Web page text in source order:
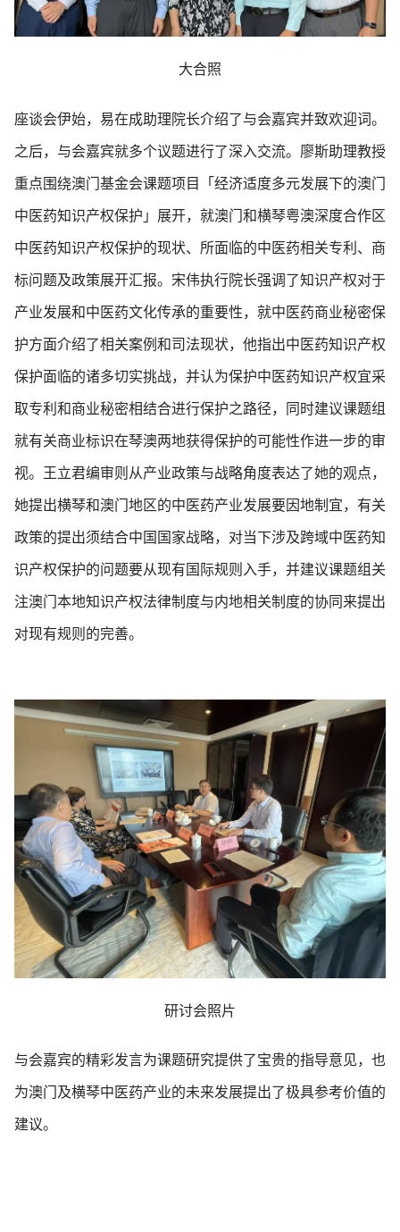
大合照
座谈会伊始，易在成助理院长介绍了与会嘉宾并致欢迎词。
之后，与会嘉宾就多个议题进行了深入交流。廖斯助理教授
重点围绕澳门基金会课题项目「经济适度多元发展下的澳门
中医药知识产权保护」展开，就澳门和横琴粤澳深度合作区
中医药知识产权保护的现状、所面临的中医药相关专利、商
标问题及政策展开汇报。宋伟执行院长强调了知识产权对于
产业发展和中医药文化传承的重要性，就中医药商业秘密保
护方面介绍了相关案例和司法现状，他指出中医药知识产权
保护面临的诸多切实挑战，并认为保护中医药知识产权宜采
取专利和商业秘密相结合进行保护之路径，同时建议课题组
就有关商业标识在琴澳两地获得保护的可能性作进一步的审
视。王立君编审则从产业政策与战略角度表达了她的观点，
她提出横琴和澳门地区的中医药产业发展要因地制宜，有关
政策的提出须结合中国国家战略，对当下涉及跨域中医药知
识产权保护的问题要从现有国际规则入手，并建议课题组关
注澳门本地知识产权法律制度与内地相关制度的协同来提出
对现有规则的完善。
研讨会照片
与会嘉宾的精彩发言为课题研究提供了宝贵的指导意见，也
为澳门及横琴中医药产业的未来发展提出了极具参考价值的
建议。